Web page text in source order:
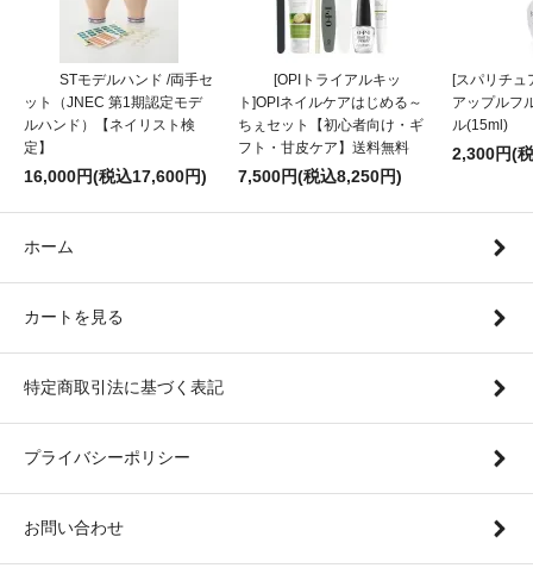
STモデルハンド /両手セ
ット（JNEC 第1期認定モデ
ルハンド）【ネイリスト検
定】
16,000円(税込17,600円)
[OPIトライアルキッ
ト]OPIネイルケアはじめる～
ちぇセット【初心者向け・ギ
フト・甘皮ケア】送料無料
7,500円(税込8,250円)
[スパリチュ
アップルフ
ル(15ml)
2,300円(
ホーム
カートを見る
特定商取引法に基づく表記
プライバシーポリシー
お問い合わせ